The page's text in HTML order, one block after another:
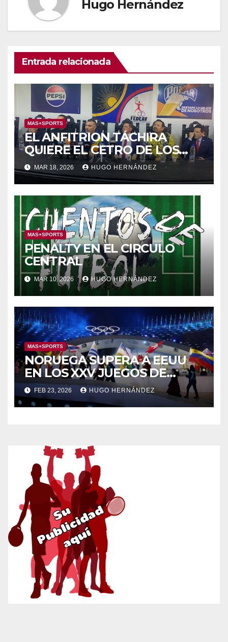
Hugo Hernández
Entrada relacionada
MAS+SPORTS
EL ANFITRION TÁCHIRA
QUIERE EL CETRO DE LOS
JUEGOS DE ABOGADOS
MAR 18, 2026 HUGO HERNÁNDEZ
MAS+SPORTS
PENALTY EN EL CIRCULO
CENTRAL
MAR 10, 2026 HUGO HERNÁNDEZ
MAS+SPORTS
NORUEGA SUPERA A EEUU
EN LOS XXV JUEGOS DE
INVIERNO
FEB 23, 2026 HUGO HERNÁNDEZ